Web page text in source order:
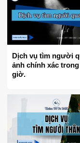
Dịch vụ tìm người
ảnh chính xác trong
giờ.